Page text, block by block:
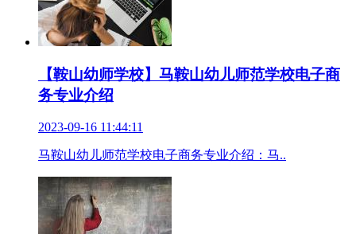
【鞍山幼师学校】马鞍山幼儿师范学校电子商
务专业介绍
2023-09-16 11:44:11
马鞍山幼儿师范学校电子商务专业介绍：马..